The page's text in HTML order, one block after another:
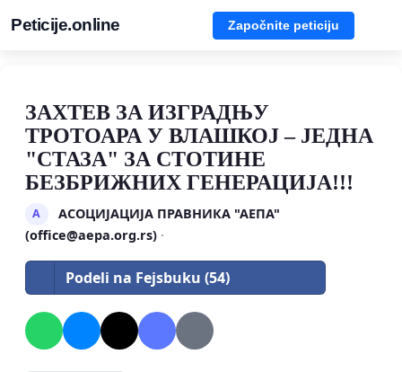
Peticije.online Započnite peticiju
ЗАХТЕВ ЗА ИЗГРАДЊУ
ТРОТОАРА У ВЛАШКОЈ – ЈЕДНА
"СТАЗА" ЗА СТОТИНЕ
БЕЗБРИЖНИХ ГЕНЕРАЦИЈА!!!
А
АСОЦИЈАЦИЈА ПРАВНИКА "АЕПА"
(office@aepa.org.rs) ·
Podeli na Fejsbuku (54)